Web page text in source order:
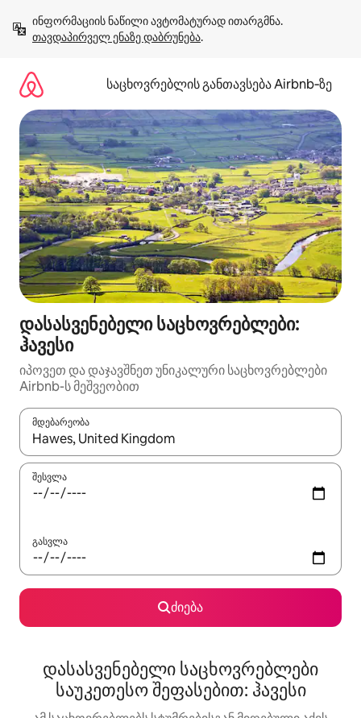
გადასვლა
თავდაპირველ ენაზე დაბრუნება.
საცხოვრებლის განთავსება Airbnb‑ზე
დასასვენებელი საცხოვრებლები:
ჰავესი
იპოვეთ და დაჯავშნეთ უნიკალური საცხოვრებლები
Airbnb-ს მეშვეობით
მდებარეობა
როცა შედეგები ხელმისაწვდომი გახდება, ნავიგაციისთვის
შესვლა
გასვლა
ძიება
დასასვენებელი საცხოვრებლები
საუკეთესო შეფასებით: ჰავესი